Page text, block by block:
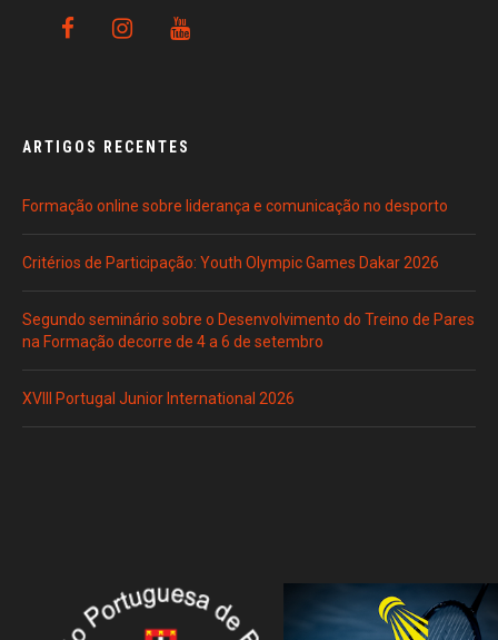
ARTIGOS RECENTES
Formação online sobre liderança e comunicação no desporto
Critérios de Participação: Youth Olympic Games Dakar 2026
Segundo seminário sobre o Desenvolvimento do Treino de Pares
na Formação decorre de 4 a 6 de setembro
XVIII Portugal Junior International 2026